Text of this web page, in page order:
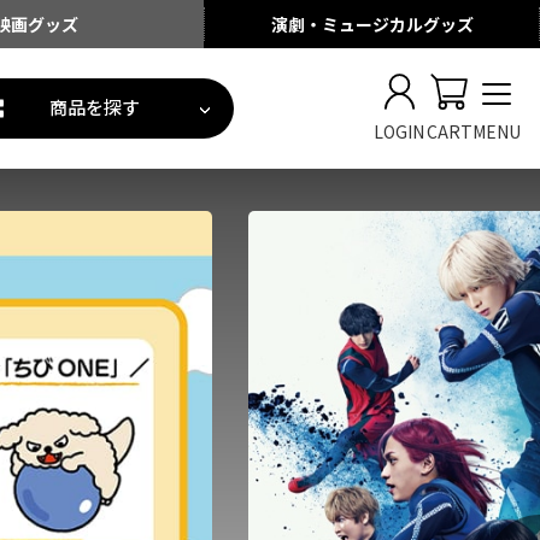
画グッズ 演劇・ミュージカルグッズ
商品を探す
LOGINCARTMENU